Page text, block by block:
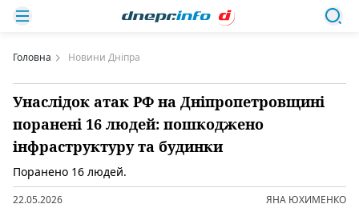
Головна Новини Дніпра
Унаслідок атак РФ на Дніпропетровщині
поранені 16 людей: пошкоджено
інфраструктуру та будинки
Поранено 16 людей.
22.05.2026 ЯНА ЮХИМЕНКО